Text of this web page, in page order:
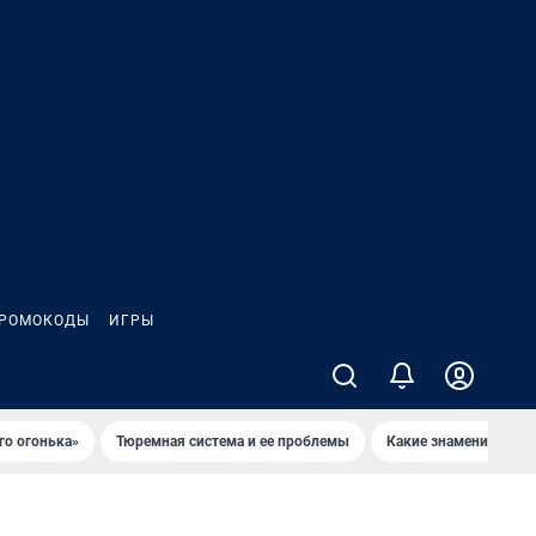
ИГРЫ
огонька» Тюремная система и ее проблемы Какие знаменитости